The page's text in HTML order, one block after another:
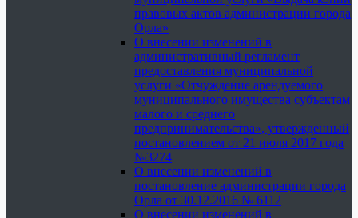
правовых актов администрации города
Орла»
О внесении изменений в
административный регламент
предоставления муниципальной
услуги «Отчуждение арендуемого
муниципального имущества субъектам
малого и среднего
предпринимательства», утвержденный
постановлением от 21 июля 2017 года
№3274
О внесении изменений в
постановление администрации города
Орла от 30.12.2016 № 6112
О внесении изменений в